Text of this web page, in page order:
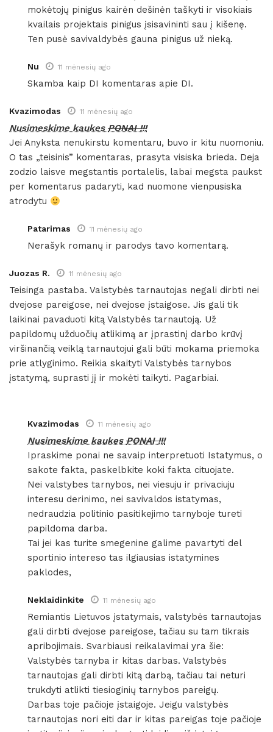
mokėtojų pinigus kairėn dešinėn taškyti ir visokiais
kvailais projektais pinigus įsisavininti sau į kišenę.
Ten pusė savivaldybės gauna pinigus už nieką.
Nu 11 mėnesių ago
Skamba kaip DI komentaras apie DI.
Kvazimodas 11 mėnesių ago
Nusimeskime kaukes PONAI !!!
Jei Anyksta nenukirstu komentaru, buvo ir kitu nuomoniu.
O tas „teisinis” komentaras, prasyta visiska brieda. Deja
zodzio laisve megstantis portalelis, labai megsta paukst
per komentarus padaryti, kad nuomone vienpusiska
atrodytu
Patarimas 11 mėnesių ago
Nerašyk romanų ir parodys tavo komentarą.
Juozas R. 11 mėnesių ago
Teisinga pastaba. Valstybės tarnautojas negali dirbti nei
dvejose pareigose, nei dvejose įstaigose. Jis gali tik
laikinai pavaduoti kitą Valstybės tarnautoją. Už
papildomų užduočių atlikimą ar įprastinį darbo krūvį
viršinančią veiklą tarnautojui gali būti mokama priemoka
prie atlyginimo. Reikia skaityti Valstybės tarnybos
įstatymą, suprasti jį ir mokėti taikyti. Pagarbiai.
Kvazimodas 11 mėnesių ago
Nusimeskime kaukes PONAI !!!
Ipraskime ponai ne savaip interpretuoti Istatymus, o
sakote fakta, paskelbkite koki fakta cituojate.
Nei valstybes tarnybos, nei viesuju ir privaciuju
interesu derinimo, nei savivaldos istatymas,
nedraudzia politinio pasitikejimo tarnyboje tureti
papildoma darba.
Tai jei kas turite smegenine galime pavartyti del
sportinio intereso tas ilgiausias istatymines
paklodes,
Neklaidinkite 11 mėnesių ago
Remiantis Lietuvos įstatymais, valstybės tarnautojas
gali dirbti dvejose pareigose, tačiau su tam tikrais
apribojimais. Svarbiausi reikalavimai yra šie:
​Valstybės tarnyba ir kitas darbas. Valstybės
tarnautojas gali dirbti kitą darbą, tačiau tai neturi
trukdyti atlikti tiesioginių tarnybos pareigų.
​Darbas toje pačioje įstaigoje. Jeigu valstybės
tarnautojas nori eiti dar ir kitas pareigas toje pačioje